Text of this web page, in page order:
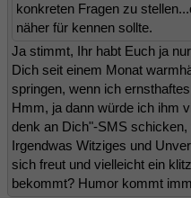
konkreten Fragen zu
näher für kennen sollte.
Ja stimmt, Ihr habt Euch ja
Dich seit einem Monat
springen, wenn ich
Hmm, ja dann würde ich ihm
denk an Dich"-SMS
Irgendwas Witziges und
sich freut und vielleicht ein
bekommt? Humor kommt